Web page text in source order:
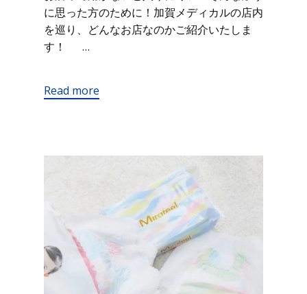
に思った方のために！加賀メディカルの店内
を巡り、どんなお店なのかご紹介いたしま
す！ …
Read more